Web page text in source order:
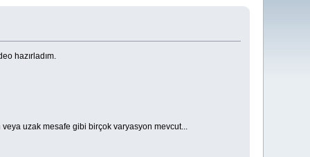
hazırladım.
uzak mesafe gibi birçok varyasyon mevcut...